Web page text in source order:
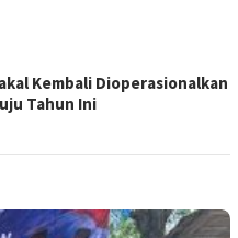
Kembali Dioperasionalkan
Tahun Ini